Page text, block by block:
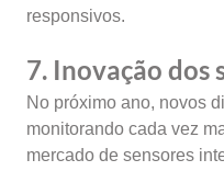
responsivos.
7. Inovação dos
No próximo ano, novos
monitorando cada vez
mercado de sensores